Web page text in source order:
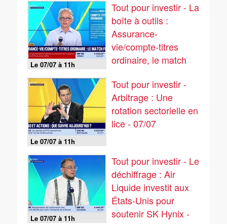
Le 07/07 à 11h
Tout pour investir - La
boîte à outils :
Assurance-
vie/compte-titres
ordinaire, le match
Le 07/07 à 11h
Tout pour investir -
Arbitrage : Une
rotation sectorielle en
lice - 07/07
Le 07/07 à 11h
Tout pour investir - Le
déchiffrage : Air
Liquide investit aux
États-Unis pour
soutenir SK Hynix -